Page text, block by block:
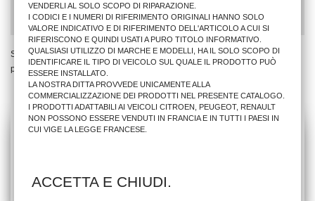
AGGIUNGI AL CARRELLO
Stai Visualizzando 1 - 1 di 1
prodotto
VENDERLI AL SOLO SCOPO DI RIPARAZIONE.
I CODICI E I NUMERI DI RIFERIMENTO ORIGINALI HANNO SOLO
VALORE INDICATIVO E DI RIFERIMENTO DELL'ARTICOLO A CUI SI
RIFERISCONO E QUINDI USATI A PURO TITOLO INFORMATIVO.
QUALSIASI UTILIZZO DI MARCHE E MODELLI, HA IL SOLO SCOPO DI
IDENTIFICARE IL TIPO DI VEICOLO SUL QUALE IL PRODOTTO PUÒ
ESSERE INSTALLATO.
LA NOSTRA DITTA PROVVEDE UNICAMENTE ALLA
COMMERCIALIZZAZIONE DEI PRODOTTI NEL PRESENTE CATALOGO.
I PRODOTTI ADATTABILI AI VEICOLI CITROEN, PEUGEOT, RENAULT
NON POSSONO ESSERE VENDUTI IN FRANCIA E IN TUTTI I PAESI IN
CUI VIGE LA LEGGE FRANCESE.
ACCETTA E CHIUDI.